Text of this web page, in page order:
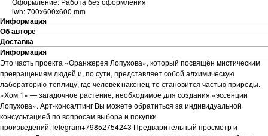
lwh: 700x600x600 mm
Информация
Об авторе
Доставка
Информация
Это часть проекта «Оранжерея Лопухова», который посвящён мистическим
превращениям людей и, по сути, представляет собой алхимическую
лабораторию-теплицу, где человек наконец-то становится частью природы.
«Хом 1» — загадочное растение, необходимое для создания «эссенции
Лопухова». Арт-консалтинг Вы можете обратиться за индивидуальной
консультацией по вопросам выбора и покупки
произведений.Telegram+79852754243 Предварительный просмотр и